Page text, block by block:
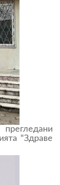
"Здраве